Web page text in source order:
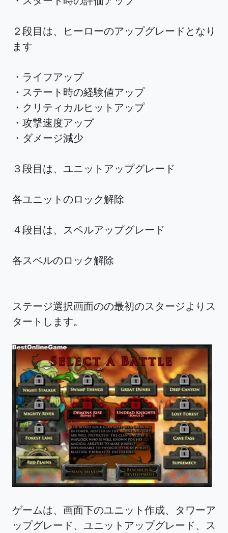
２段目は、ヒーローのアップグレードとなり
ます
・ライフアップ
・ステート時の経験値アップ
・クリティカルヒットアップ
・攻撃速度アップ
・ダメージ減少
３段目は、ユニットアップグレード
各ユニットのロック解除
４段目は、スペルアップグレード
各スペルのロック解除
ステージ選択画面のの最初のスタージよりス
タートします。
ゲームは、画面下のユニット作成、タワーア
ップグレード、ユニットアップグレード、ス